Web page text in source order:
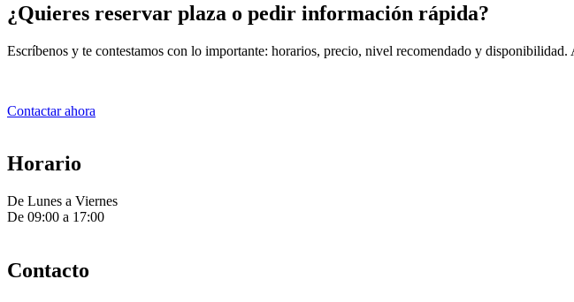
¿Quieres reservar plaza o pedir información rápida?
Escríbenos y te contestamos con lo importante: horarios, precio, nivel recomendado y disponibilidad.
Contactar ahora
Horario
De Lunes a Viernes
De 09:00 a 17:00
Contacto